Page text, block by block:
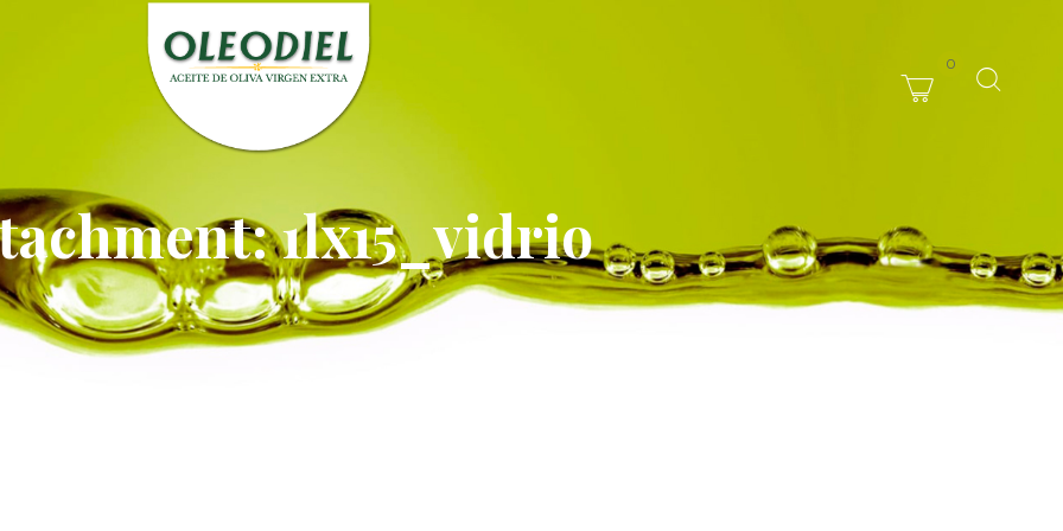
0
1lx15_vidrio